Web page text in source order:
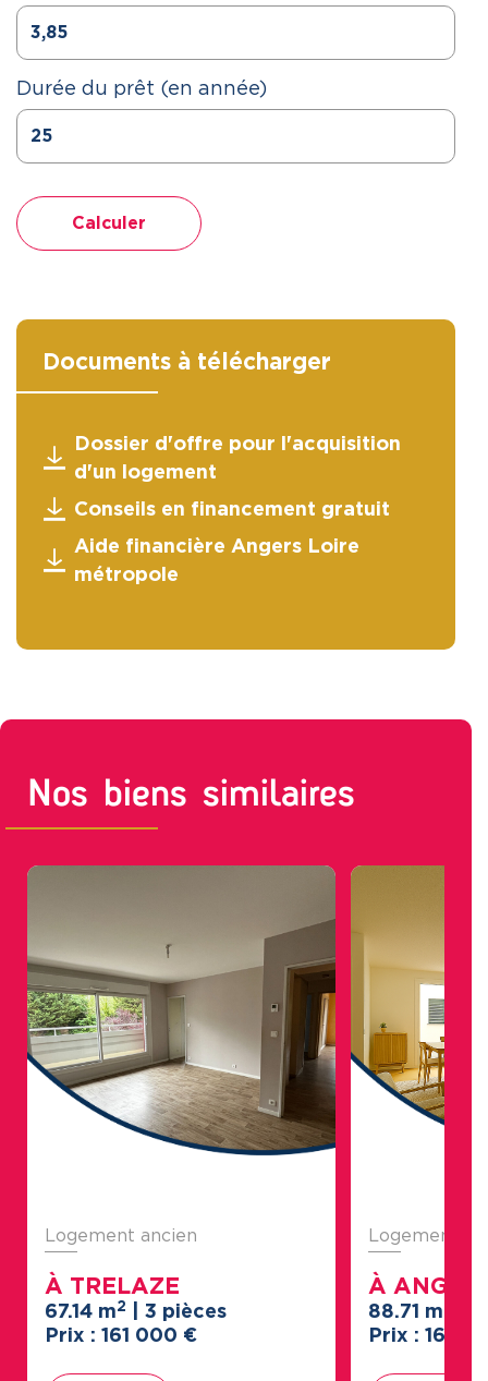
Durée du prêt (en année)
Calculer
Documents à télécharger
Dossier d'offre pour l'acquisition
d'un logement
Conseils en financement gratuit
Aide financière Angers Loire
métropole
Nos biens similaires
Logement ancien
À TRELAZE
67.14 m2
| 3 pièces
Prix : 161 000 €
Logement
À
88.71 m
Prix : 165